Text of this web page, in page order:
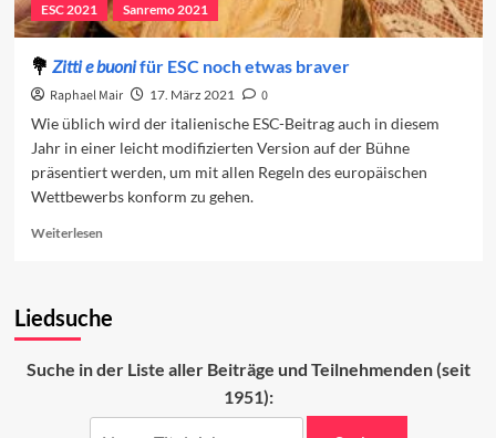
ESC 2021 Sanremo 2021
Zitti e buonifür ESC noch etwas braver
Raphael Mair 17. März 2021
0
Wie üblich wird der italienische ESC-Beitrag auch in diesem
Jahr in einer leicht modifizierten Version auf der Bühne
präsentiert werden, um mit allen Regeln des europäischen
Wettbewerbs konform zu gehen.
WeiterlesenRead
e
ESC
etwas
Liedsuche
Suche in der Liste aller Beiträge und Teilnehmenden (seit
1951):